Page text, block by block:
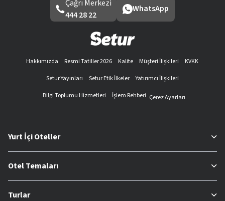
Çağrı Merkezi
444 28 22
WhatsApp
Hakkımızda Resmi Tatiller 2026 Kalite Müşteri İlişkileri
KVKK
Setur Yayınları
Setur Etik İlkeler
Yatırımcı İlişkileri
Bilgi Toplumu Hizmetleri
İşlem Rehberi Çerez Ayarları
Yurt İçi Oteller
Otel Temaları
Turlar